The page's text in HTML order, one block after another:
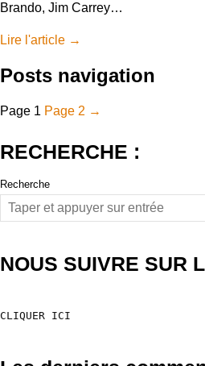
Brando, Jim Carrey…
Lire l'article →
Posts navigation
Page 1 Page 2 →
RECHERCHE :
Recherche
NOUS SUIVRE SUR
CLIQUER ICI